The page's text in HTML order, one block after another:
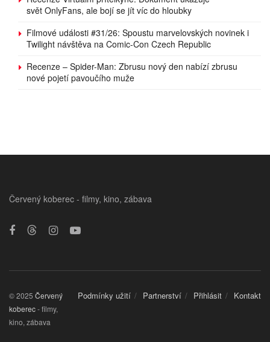
svět OnlyFans, ale bojí se jít víc do hloubky
Filmové události #31/26: Spoustu marvelovských novinek i
Twilight návštěva na Comic-Con Czech Republic
Recenze – Spider-Man: Zbrusu nový den nabízí zbrusu
nové pojetí pavoučího muže
Červený koberec - filmy, kino, zábava
Podmínky užití Partnerství Přihlásit Kontakt
© 2025 Červený
koberec- filmy,
kino, zábava